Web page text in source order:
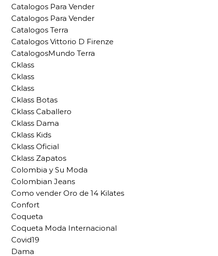
Catalogos Para Vender
Catalogos Para Vender
Catalogos Terra
Catalogos Vittorio D Firenze
CatalogosMundo Terra
Cklass
Cklass
Cklass
Cklass Botas
Cklass Caballero
Cklass Dama
Cklass Kids
Cklass Oficial
Cklass Zapatos
Colombia y Su Moda
Colombian Jeans
Como vender Oro de 14 Kilates
Confort
Coqueta
Coqueta Moda Internacional
Covid19
Dama